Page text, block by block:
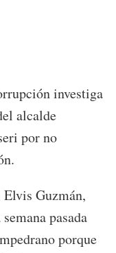
investiga
alcalde
por no
Guzmán,
pasada
porque